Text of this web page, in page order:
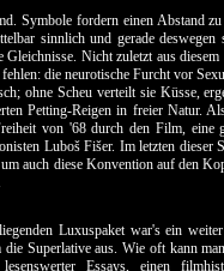
Symbole fordern einen Abstand
sinnlich und gerade deswegen
Nicht zuletzt aus
die neurotische Furcht vor
ohne Scheu verteilt sie Küsse,
Petting-Reigen in freier Natur.
von '68 durch den Film, eine
Luboš Fišer. Im letzten dieser
auch diese Konvention auf den
Luxuspaket war's ein
Superlative aus. Wie oft kann
Essays, einen